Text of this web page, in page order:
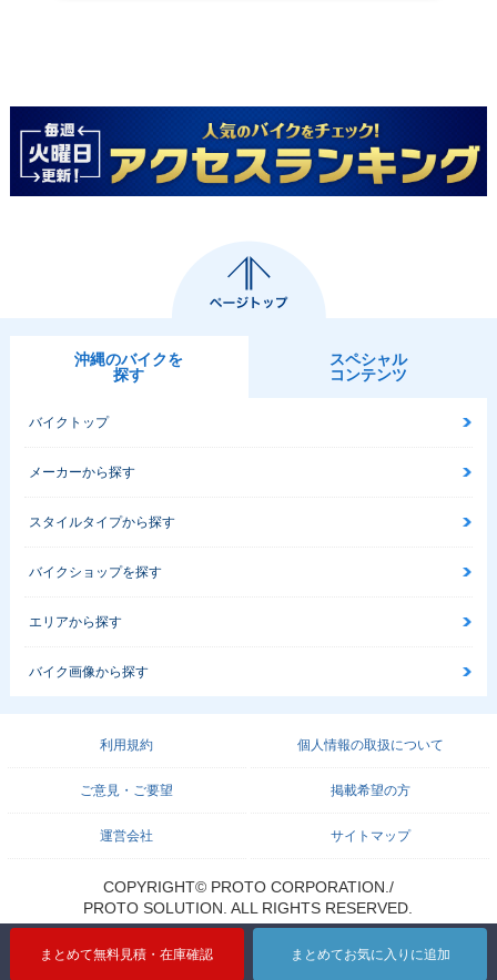
まとめて無料見積・在庫確認 まとめてお気に入りに追加
沖縄のバイクを
探す
スペシャル
コンテンツ
バイクトップ
メーカーから探す
スタイルタイプから探す
バイクショップを探す
エリアから探す
バイク画像から探す
利用規約 個人情報の取扱について
ご意見・ご要望 掲載希望の方
運営会社 サイトマップ
COPYRIGHT© PROTO CORPORATION./
PROTO SOLUTION. ALL RIGHTS RESERVED.